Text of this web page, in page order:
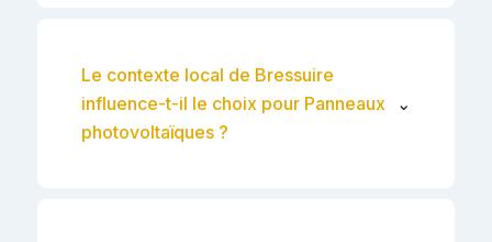
Le contexte local de Bressuire
influence-t-il le choix pour Panneaux
photovoltaïques ?
⌄